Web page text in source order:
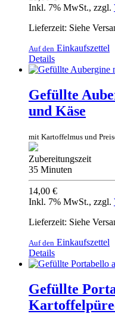
Inkl. 7% MwSt., zzgl.
Lieferzeit: Siehe
Auf den Einkaufszettel
Details
Gefüllte
und Käse
mit Kartoffelmus und
Zubereitungszeit
35 Minuten
14,00 €
Inkl. 7% MwSt., zzgl.
Lieferzeit: Siehe
Auf den Einkaufszettel
Details
Gefüllte